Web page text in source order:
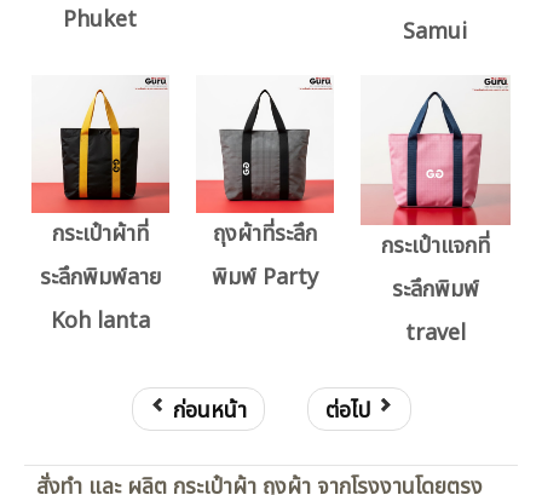
Phuket
Samui
กระเป๋าผ้าที่
ระลึกพิมพ์ลาย
Koh lanta
ถุงผ้าที่ระลึก
พิมพ์ Party
กระเป๋าแจกที่
ระลึกพิมพ์
travel
ก่อนหน้า ต่อไป
สั่งทำ และ ผลิต กระเป๋าผ้า ถุงผ้า จากโรงงานโดยตรง